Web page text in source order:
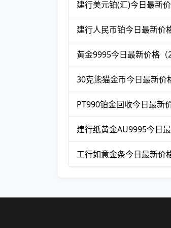
建行美元铂(汇)今日最新
建行人民币铂今日最新价
黄金9995今日最新价格（
30克熊猫金币今日最新价
PT990铂金回收今日最新
建行纸黄金AU9995今日
工行如意金条今日最新价